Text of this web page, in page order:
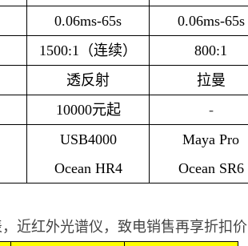
0.06ms-65s 0.06ms-65s
1500:1（连续） 800:1
透反射 拉曼
10000元起 -
USB4000
Ocean HR4
Maya Pro
Ocean SR6
近红外光谱仪，致电销售再享折扣价